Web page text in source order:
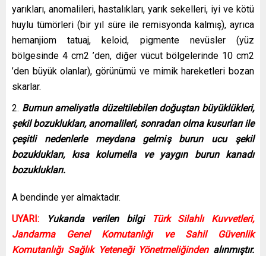
yarıkları, anomalileri, hastalıkları, yarık sekelleri, iyi ve kötü
huylu tümörleri (bir yıl süre ile remisyonda kalmış), ayrıca
hemanjiom tatuaj, keloid, pigmente nevüsler (yüz
bölgesinde 4 cm2 ’den, diğer vücut bölgelerinde 10 cm2
’den büyük olanlar), görünümü ve mimik hareketleri bozan
skarlar.
2. Burnun ameliyatla düzeltilebilen doğuştan büyüklükleri,
şekil bozuklukları, anomalileri, sonradan olma kusurları ile
çeşitli nedenlerle meydana gelmiş burun ucu şekil
bozuklukları, kısa kolumella ve yaygın burun kanadı
bozuklukları.
A bendinde yer almaktadır.
UYARI:
Yukarıda verilen bilgi
Türk Silahlı Kuvvetleri,
Jandarma Genel Komutanlığı ve Sahil Güvenlik
Komutanlığı Sağlık Yeteneği Yönetmeliğindenalınmıştır.